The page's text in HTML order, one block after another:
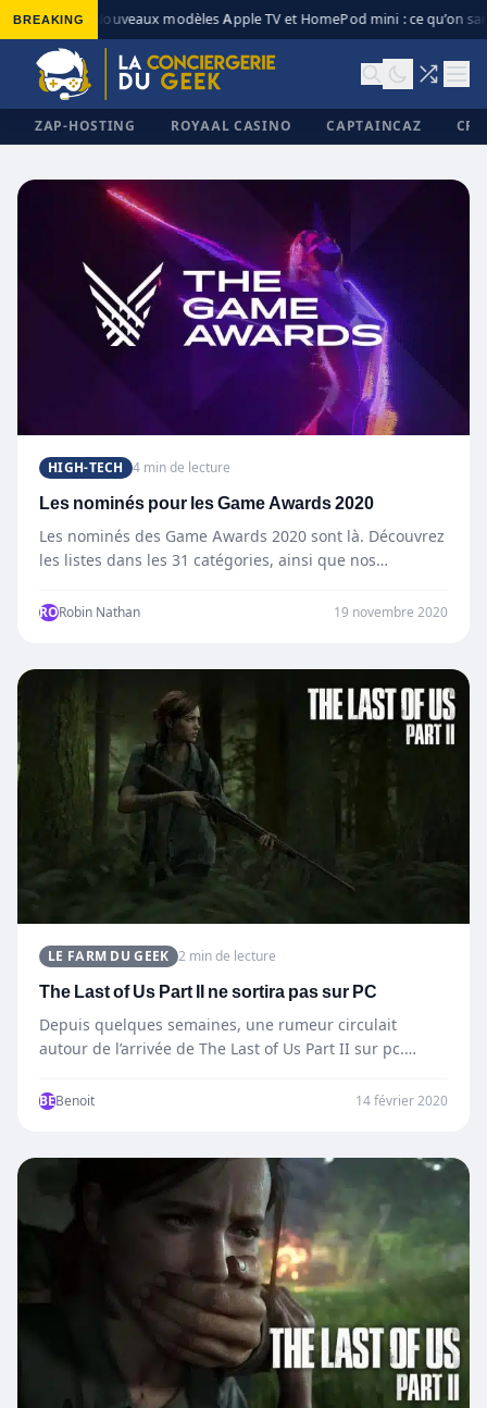
BREAKING
◆ Nouveaux modèles Apple TV et HomePod mini : ce qu’on sait
ZAP-HOSTING ROYAAL CASINO CAPTAINCAZ
✕
HIGH-TECH 4 min de lecture
Les nominés pour les Game Awards 2020
Les nominés des Game Awards 2020 sont là. Découvrez
les listes dans les 31 catégories, ainsi que nos…
RORobin Nathan 19 novembre 2020
LE FARM DU GEEK 2 min de lecture
The Last of Us Part II ne sortira pas sur PC
Depuis quelques semaines, une rumeur circulait
autour de l’arrivée de The Last of Us Part II sur pc.…
BEBenoit 14 février 2020